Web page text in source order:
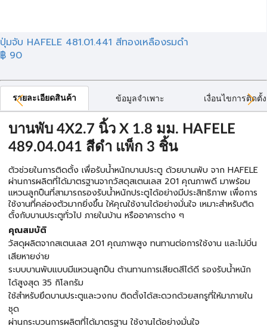
ปุ่มจับ HAFELE 481.01.441 สีทองเหลืองรมดำ
฿ 90
รายละเอียดสินค้า ข้อมูลจำเพาะ เงื่อนไขการติดตั้ง
บานพับ 4X2.7 นิ้ว X 1.8 มม. HAFELE
489.04.041 สีดำ แพ็ก 3 ชิ้น
ตัวช่วยในการติดตั้ง เพื่อรับน้ำหนักบานประตู ด้วยบานพับ จาก HAFELE
ผ่านการผลิตที่ได้มาตรฐานจากวัสดุสเตนเลส 201 คุณภาพดี มาพร้อม
แหวนลูกปืนที่สามารถรองรับน้ำหนักประตูได้อย่างมีประสิทธิภาพ เพื่อการ
ใช้งานที่คล่องตัวมากยิ่งขึ้น ให้คุณใช้งานได้อย่างมั่นใจ เหมาะสำหรับติด
ตั้งกับบานประตูทั่วไป ภายในบ้าน หรืออาคารต่าง ๆ
คุณสมบัติ
วัสดุผลิตจากสเตนเลส 201 คุณภาพสูง ทนทานต่อการใช้งาน และไม่บิ่น
เสียหายง่าย
ระบบบานพับแบบมีแหวนลูกปืน ต้านทานการเสียดสีได้ดี รองรับน้ำหนัก
ได้สูงสุด 35 กิโลกรัม
ใช้สำหรับยึดบานประตูและวงกบ ติดตั้งได้สะดวกด้วยสกรูที่ให้มาภายใน
ชุด
ผ่านกระบวนการผลิตที่ได้มาตรฐาน ใช้งานได้อย่างมั่นใจ